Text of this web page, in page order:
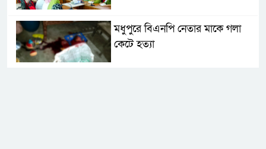
মধুপুরে বিএনপি নেতার মাকে গলা
কেটে হত্যা